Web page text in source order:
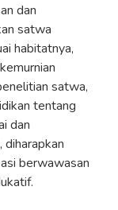
dan
satwa
habitatnya,
satwa,
tentang
dan
berwawasan